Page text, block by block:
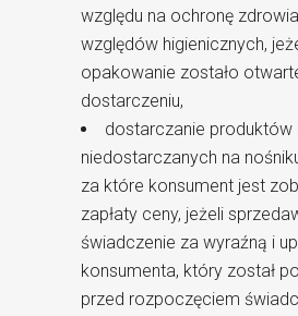
względu na ochronę
względów higienicznych,
opakowanie zostało
dostarczeniu,
dostarczanie
niedostarczanych na
za które konsument jest
zapłaty ceny, jeżeli
świadczenie za wyraźną i
konsumenta, który został
przed rozpoczęciem